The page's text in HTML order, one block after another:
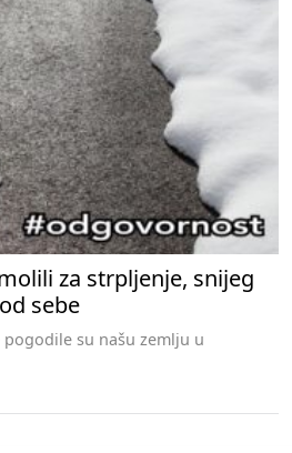
za strpljenje, snijeg
sebe
su našu zemlju u